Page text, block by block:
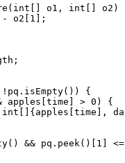
( int [] o1, int [] o2)
- o2[ 1 ];
{
apples[time] > 0 ) {
int []{apples[time],
&& pq.peek()[ 1 ]